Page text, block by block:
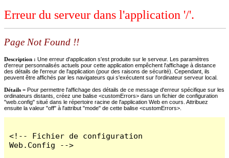
Erreur du serveur dans l'application '/'.
Page Not Found !!
Description : Une erreur d'application s'est produite sur le serveur. Les paramètres
d'erreur personnalisés actuels pour cette application empêchent l'affichage à distance
des détails de l'erreur de l'application (pour des raisons de sécurité). Cependant, ils
peuvent être affichés par les navigateurs qui s'exécutent sur l'ordinateur serveur local.
Détails = Pour permettre l'affichage des détails de ce message d'erreur spécifique sur les
ordinateurs distants, créez une balise <customErrors> dans un fichier de configuration
"web.config" situé dans le répertoire racine de l'application Web en cours. Attribuez
ensuite la valeur "off" à l'attribut "mode" de cette balise <customErrors>.
<!-- Fichier de configuration
Web.Config -->